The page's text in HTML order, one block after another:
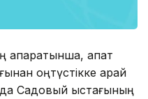
ақпаратынша, апат
оңтүстікке қарай
Садовый қыстағының